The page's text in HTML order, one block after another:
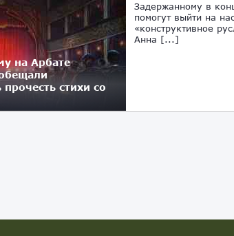
на Арбате
стихи со
Задержанному в
помогут выйти на
«конструктивное
Анна [...]